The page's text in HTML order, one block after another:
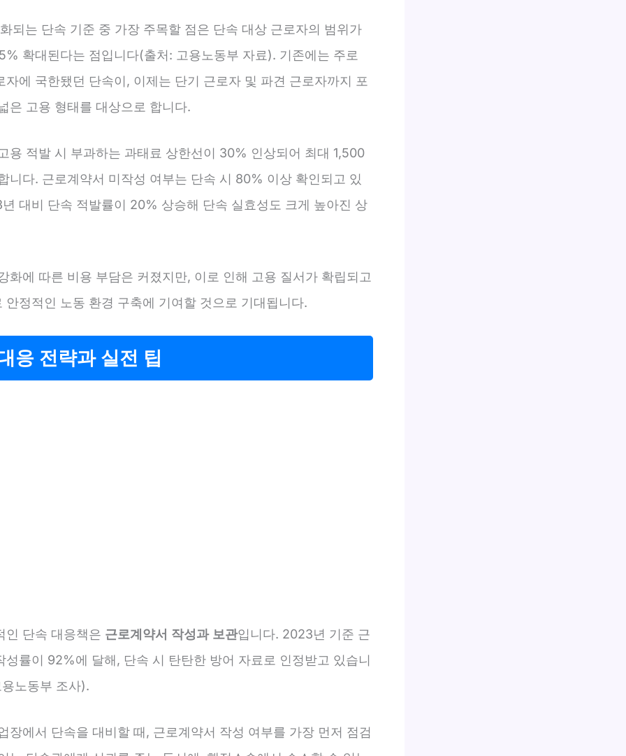
되는 단속 기준 중 가장 주목할 점은 단속 대상 근로자의 범위가
확대된다는 점입니다(출처: 고용노동부 자료). 기존에는 주로
자에 국한됐던 단속이, 이제는 단기 근로자 및 파견 근로자까지 포
은 고용 형태를 대상으로 합니다.
용 적발 시 부과하는 과태료 상한선이 30% 인상되어 최대 1,500
니다. 근로계약서 미작성 여부는 단속 시 80% 이상 확인되고 있
대비 단속 적발률이 20% 상승해 단속 실효성도 크게 높아진 상
화에 따른 비용 부담은 커졌지만, 이로 인해 고용 질서가 확립되고
안정적인 노동 환경 구축에 기여할 것으로 기대됩니다.
응 전략과 실전 팁
인 단속 대응책은 근로계약서 작성과 보관입니다. 2023년 기준 근
성률이 92%에 달해, 단속 시 탄탄한 방어 자료로 인정받고 있습니
노동부 조사).
장에서 단속을 대비할 때, 근로계약서 작성 여부를 가장 먼저 점검